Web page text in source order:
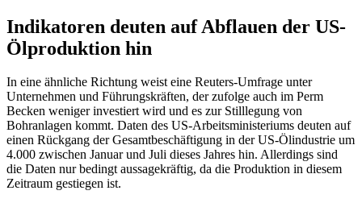
Indikatoren deuten auf Abflauen der US-
Ölproduktion hin
In eine ähnliche Richtung weist eine Reuters-Umfrage unter
Unternehmen und Führungskräften, der zufolge auch im Perm
Becken weniger investiert wird und es zur Stilllegung von
Bohranlagen kommt. Daten des US-Arbeitsministeriums deuten auf
einen Rückgang der Gesamtbeschäftigung in der US-Ölindustrie um
4.000 zwischen Januar und Juli dieses Jahres hin. Allerdings sind
die Daten nur bedingt aussagekräftig, da die Produktion in diesem
Zeitraum gestiegen ist.